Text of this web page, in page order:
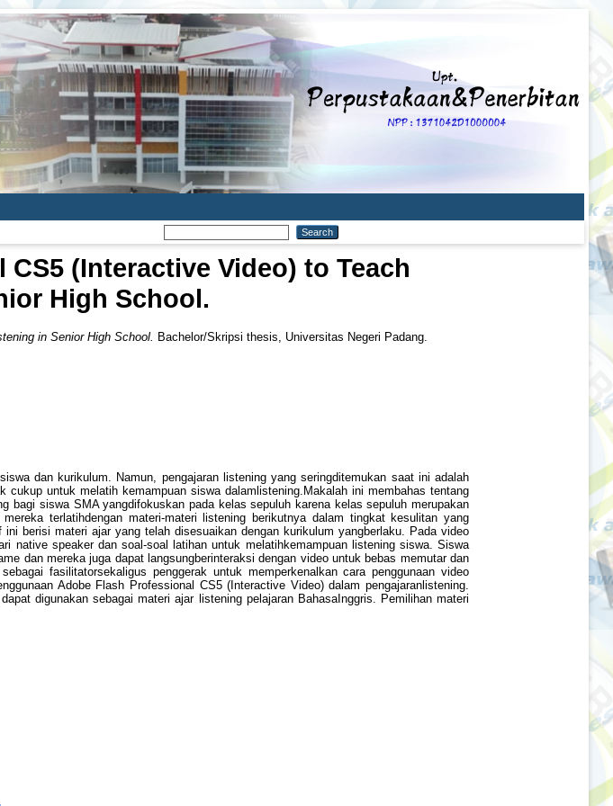
(Interactive Video) to Teach
High School.
in Senior High School.
Bachelor/Skripsi thesis, Universitas Negeri Padang.
dan kurikulum. Namun, pengajaran listening yang seringditemukan saat ini adalah
untuk melatih kemampuan siswa dalamlistening.Makalah ini membahas tentang
bagi siswa SMA yangdifokuskan pada kelas sepuluh karena kelas sepuluh merupakan
terlatihdengan materi-materi listening berikutnya dalam tingkat kesulitan yang
berisi materi ajar yang telah disesuaikan dengan kurikulum yangberlaku. Pada video
native speaker dan soal-soal latihan untuk melatihkemampuan listening siswa. Siswa
dan mereka juga dapat langsungberinteraksi dengan video untuk bebas memutar dan
fasilitatorsekaligus penggerak untuk memperkenalkan cara penggunaan video
Adobe Flash Professional CS5 (Interactive Video) dalam pengajaranlistening.
digunakan sebagai materi ajar listening pelajaran BahasaInggris. Pemilihan materi